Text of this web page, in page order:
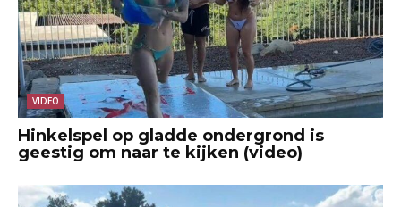
VIDEO
Hinkelspel op gladde ondergrond is
geestig om naar te kijken (video)